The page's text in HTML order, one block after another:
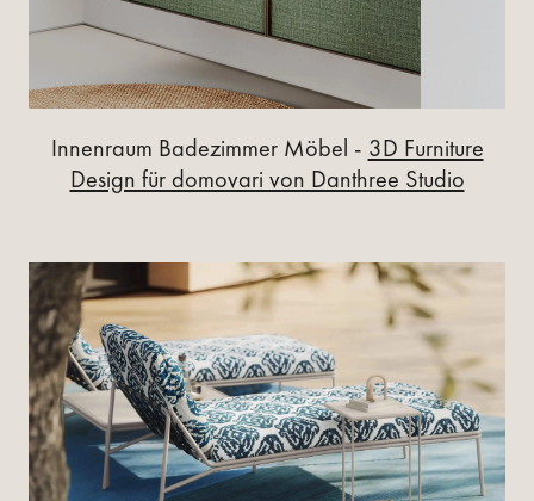
Innenraum Badezimmer Möbel - 3D Furniture
Design für domovari von Danthree Studio